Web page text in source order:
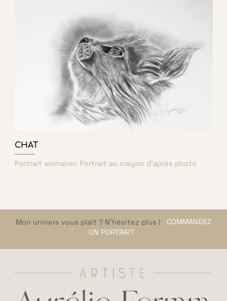
CHAT
Portrait animalier, Portrait au crayon d'après photo
Mon univers vous plaît ? N’hésitez plus !
COMMANDEZ
UN PORTRAIT